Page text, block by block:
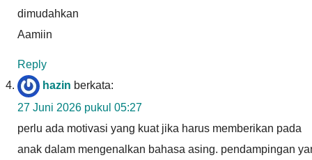
dimudahkan
Aamiin
Reply
hazin berkata:
27 Juni 2026 pukul 05:27
perlu ada motivasi yang kuat jika harus memberikan pada
anak dalam mengenalkan bahasa asing. pendampingan